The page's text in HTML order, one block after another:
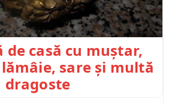
de casă cu muștar,
sare și multă
dragoste